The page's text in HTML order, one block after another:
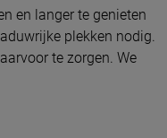
en langer te genieten
plekken nodig.
te zorgen. We